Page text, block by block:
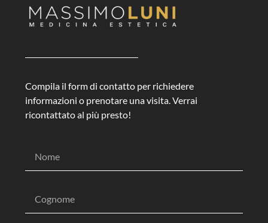
Compila il form di contatto per richiedere
informazioni o prenotare una visita. Verrai
ricontattato al più presto!